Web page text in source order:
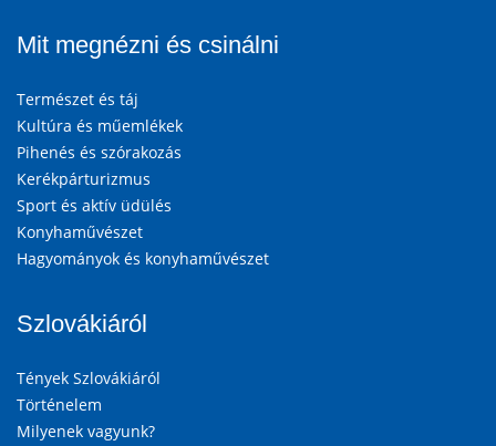
Mit megnézni és csinálni
Természet és táj
Kultúra és műemlékek
Pihenés és szórakozás
Kerékpárturizmus
Sport és aktív üdülés
Konyhaművészet
Hagyományok és konyhaművészet
Szlovákiáról
Tények Szlovákiáról
Történelem
Milyenek vagyunk?